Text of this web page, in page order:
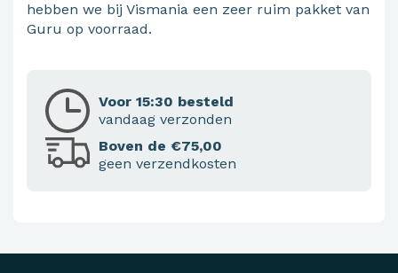
hebben we bij Vismania een zeer ruim pakket van
Guru op voorraad.
Voor 15:30 besteld
vandaag verzonden
Boven de €75,00
geen verzendkosten